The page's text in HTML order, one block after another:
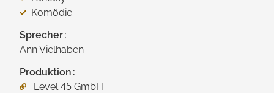
Komödie
Sprecher
Ann Vielhaben
Produktion
Level 45 GmbH